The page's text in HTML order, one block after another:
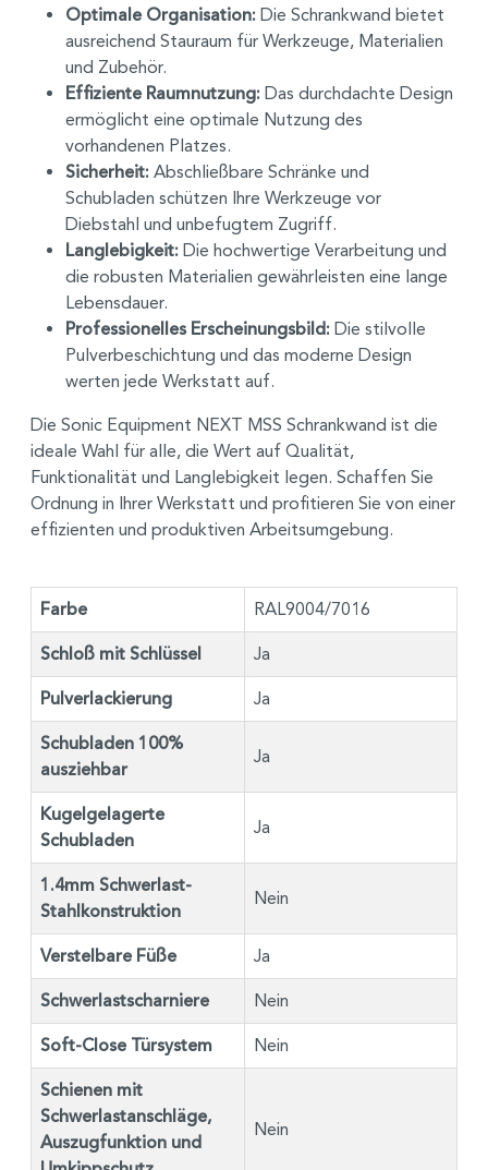
Optimale Organisation: Die Schrankwand bietet
ausreichend Stauraum für Werkzeuge, Materialien
und Zubehör.
Effiziente Raumnutzung: Das durchdachte Design
ermöglicht eine optimale Nutzung des
vorhandenen Platzes.
Sicherheit: Abschließbare Schränke und
Schubladen schützen Ihre Werkzeuge vor
Diebstahl und unbefugtem Zugriff.
Langlebigkeit: Die hochwertige Verarbeitung und
die robusten Materialien gewährleisten eine lange
Lebensdauer.
Professionelles Erscheinungsbild: Die stilvolle
Pulverbeschichtung und das moderne Design
werten jede Werkstatt auf.
Die Sonic Equipment NEXT MSS Schrankwand ist die
ideale Wahl für alle, die Wert auf Qualität,
Funktionalität und Langlebigkeit legen. Schaffen Sie
Ordnung in Ihrer Werkstatt und profitieren Sie von einer
effizienten und produktiven Arbeitsumgebung.
Farbe RAL9004/7016
Schloß mit Schlüssel Ja
Pulverlackierung Ja
Schubladen 100%
ausziehbar
Ja
Kugelgelagerte
Schubladen
Ja
1.4mm Schwerlast-
Stahlkonstruktion
Nein
Verstelbare Füße Ja
Schwerlastscharniere Nein
Soft-Close Türsystem Nein
Schienen mit
Schwerlastanschläge,
Auszugfunktion und
Nein